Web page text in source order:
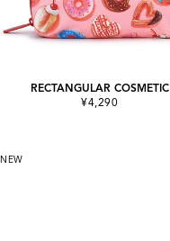
RECTANGULAR COSMETIC
¥4,290
NEW